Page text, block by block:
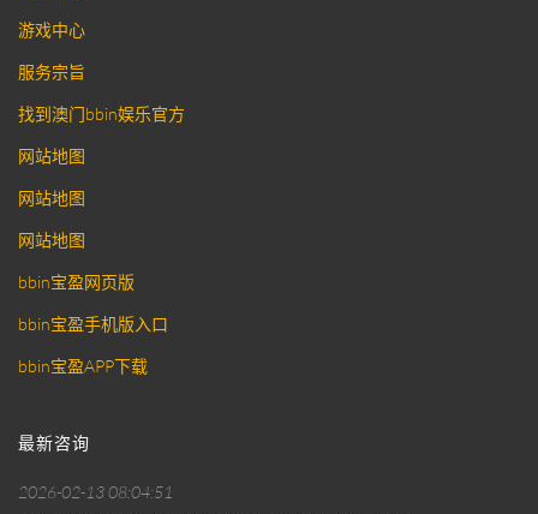
游戏中心
服务宗旨
找到澳门bbin娱乐官方
网站地图
网站地图
网站地图
bbin宝盈网页版
bbin宝盈手机版入口
bbin宝盈APP下载
最新咨询
2026-02-13 08:04:51